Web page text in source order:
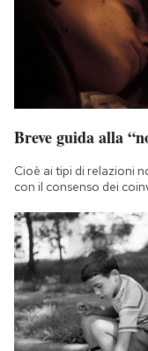
Breve guida alla
Cioè ai tipi di relazioni
con il consenso dei